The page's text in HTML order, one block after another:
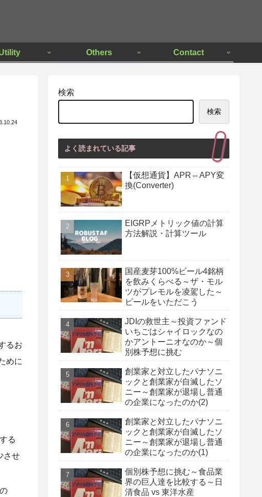
Others Contact
るお
めに
る
させ
検索
検索
よく読まれている記事
【仮想通貨】APR⇔APY変
換(Converter)
EIGRPメトリック値の計算
方法解説・計算ツール
国産麦芽100%ビール4銘柄
を飲みくらべる～ザ・モル
ツがプレモルを凌駕した～
ビールをいただこう
JDIの救世主～投資ファンド
いちごはシャイロックなの
かアントーニオなのか～個
別株予想に挑む
創業家と対立したパナソニ
ックと創業家が自滅したソ
ニー～創業家が退場し普通
の企業になったのか(2)
創業家と対立したパナソニ
ックと創業家が自滅したソ
ニー～創業家が退場し普通
の企業になったのか(1)
個別株予想に挑む～食品業
界の巨人達を比較する～日
清食品 vs 東洋水産